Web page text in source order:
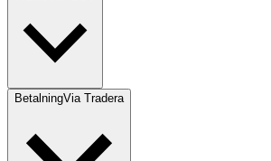
BetalningVia Tradera